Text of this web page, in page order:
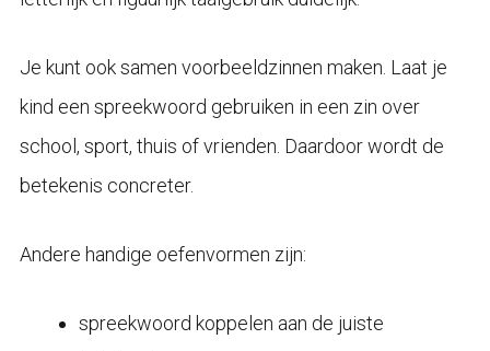
Je kunt ook samen voorbeeldzinnen maken. Laat je
kind een spreekwoord gebruiken in een zin over
school, sport, thuis of vrienden. Daardoor wordt de
betekenis concreter.
Andere handige oefenvormen zijn:
spreekwoord koppelen aan de juiste